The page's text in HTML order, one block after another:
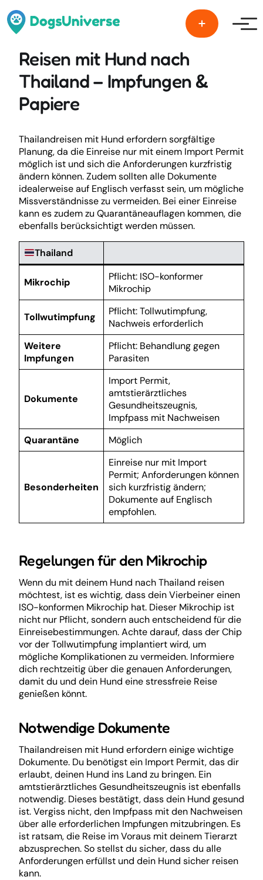
Reisen mit Hund nach
Thailand – Impfungen &
Papiere
Thailandreisen mit Hund erfordern sorgfältige
Planung, da die Einreise nur mit einem Import Permit
möglich ist und sich die Anforderungen kurzfristig
ändern können. Zudem sollten alle Dokumente
idealerweise auf Englisch verfasst sein, um mögliche
Missverständnisse zu vermeiden. Bei einer Einreise
kann es zudem zu Quarantäneauflagen kommen, die
ebenfalls berücksichtigt werden müssen.
Thailand
Mikrochip
Pflicht: ISO-konformer
Mikrochip
Tollwutimpfung
Pflicht: Tollwutimpfung,
Nachweis erforderlich
Weitere
Impfungen
Pflicht: Behandlung gegen
Parasiten
Dokumente
Import Permit,
amtstierärztliches
Gesundheitszeugnis,
Impfpass mit Nachweisen
Quarantäne
Möglich
Besonderheiten
Einreise nur mit Import
Permit; Anforderungen können
sich kurzfristig ändern;
Dokumente auf Englisch
empfohlen.
Regelungen für den Mikrochip
Wenn du mit deinem Hund nach Thailand reisen
möchtest, ist es wichtig, dass dein Vierbeiner einen
ISO-konformen Mikrochip hat. Dieser Mikrochip ist
nicht nur Pflicht, sondern auch entscheidend für die
Einreisebestimmungen. Achte darauf, dass der Chip
vor der Tollwutimpfung implantiert wird, um
mögliche Komplikationen zu vermeiden. Informiere
dich rechtzeitig über die genauen Anforderungen,
damit du und dein Hund eine stressfreie Reise
genießen könnt.
Notwendige Dokumente
Thailandreisen mit Hund erfordern einige wichtige
Dokumente. Du benötigst ein Import Permit, das dir
erlaubt, deinen Hund ins Land zu bringen. Ein
amtstierärztliches Gesundheitszeugnis ist ebenfalls
notwendig. Dieses bestätigt, dass dein Hund gesund
ist. Vergiss nicht, den Impfpass mit den Nachweisen
über alle erforderlichen Impfungen mitzubringen. Es
ist ratsam, die Reise im Voraus mit deinem Tierarzt
abzusprechen. So stellst du sicher, dass du alle
Anforderungen erfüllst und dein Hund sicher reisen
kann.